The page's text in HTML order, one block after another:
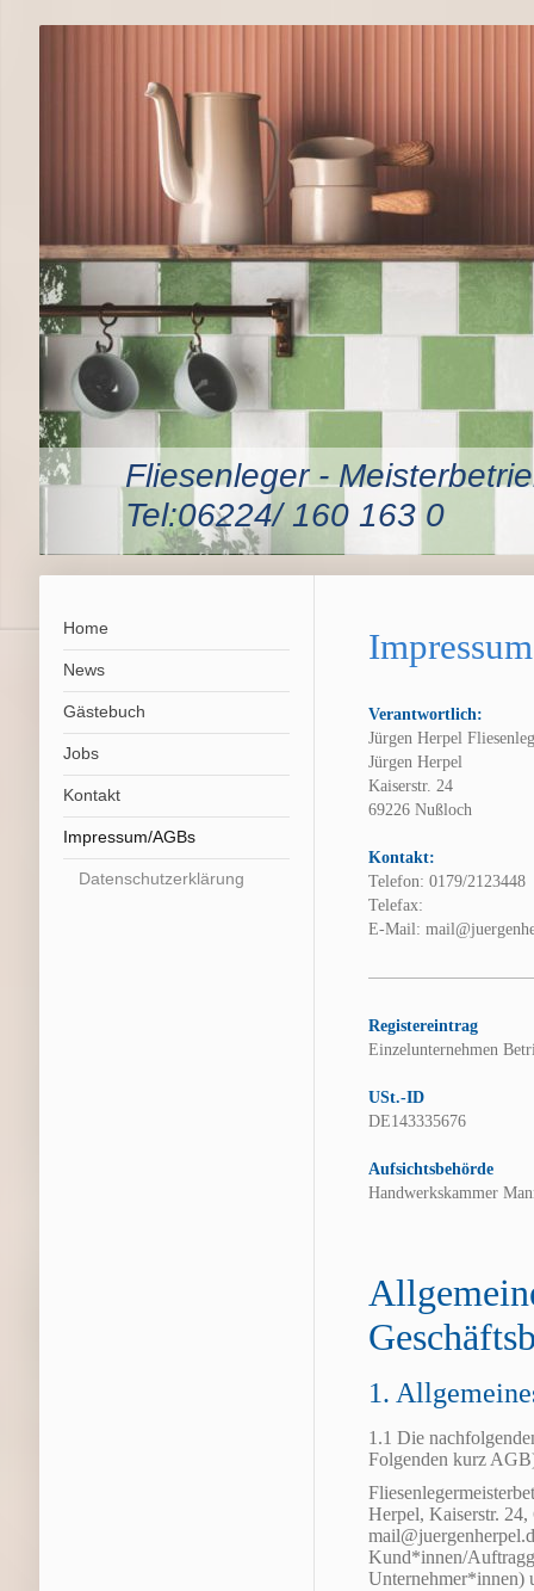
Fliesenleger -
Tel:06224/ 160
Home
News
Gästebuch
Jobs
Kontakt
Impressum/AGBs
Datenschutzerklärung
Impressum
Verantwortlich:
Jürgen Herpel
Jürgen Herpel
Kaiserstr. 24
69226 Nußloch
Kontakt:
Telefon: 0179/2123448
Telefax:
E-Mail:
Registereintrag
Einzelunternehmen
USt.-ID
DE143335676
Aufsichtsbehörde
Handwerkskammer
1.
1.1 Die
Folgenden kurz
Herpel, Kaiserstr.
Kund*innen/
Unternehmer*innen)